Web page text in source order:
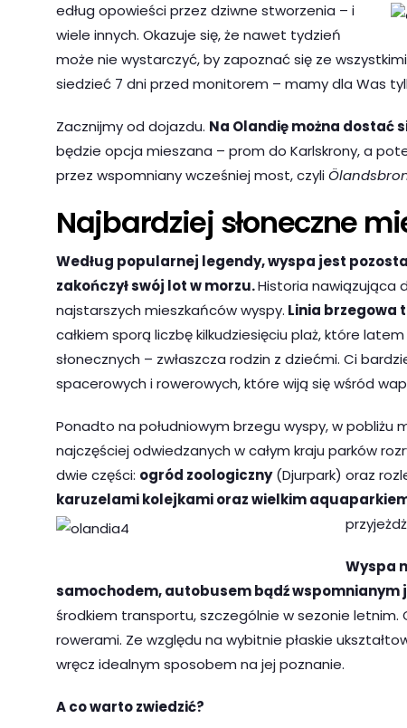
edług opowieści przez dziwne stworzenia – i
wiele innych. Okazuje się, że nawet tydzień
może nie wystarczyć, by zapoznać się ze
siedzieć 7 dni przed monitorem – mamy dla Was
Zacznijmy od dojazdu. Na Olandię można dostać
będzie opcja mieszana – prom do Karlskrony, a
przez wspomniany wcześniej most, czyli
Najbardziej słoneczne
Według popularnej legendy, wyspa jest
zakończył swój lot w morzu.Historia nawiązująca
najstarszych mieszkańców wyspy. Linia brzegowa
całkiem sporą liczbę kilkudziesięciu plaż, które
słonecznych – zwłaszcza rodzin z dziećmi. Ci
spacerowych i rowerowych, które wiją się wśród
Ponadto na południowym brzegu wyspy, w pobliżu
najczęściej odwiedzanych w całym kraju parków
dwie części: ogród zoologiczny(Djurpark) oraz
karuzelami kolejkami oraz wielkim
Wyspa
samochodem, autobusem bądź wspomnianym
środkiem transportu, szczególnie w sezonie
rowerami. Ze względu na wybitnie płaskie
wręcz idealnym sposobem na jej poznanie.
A co warto zwiedzić?